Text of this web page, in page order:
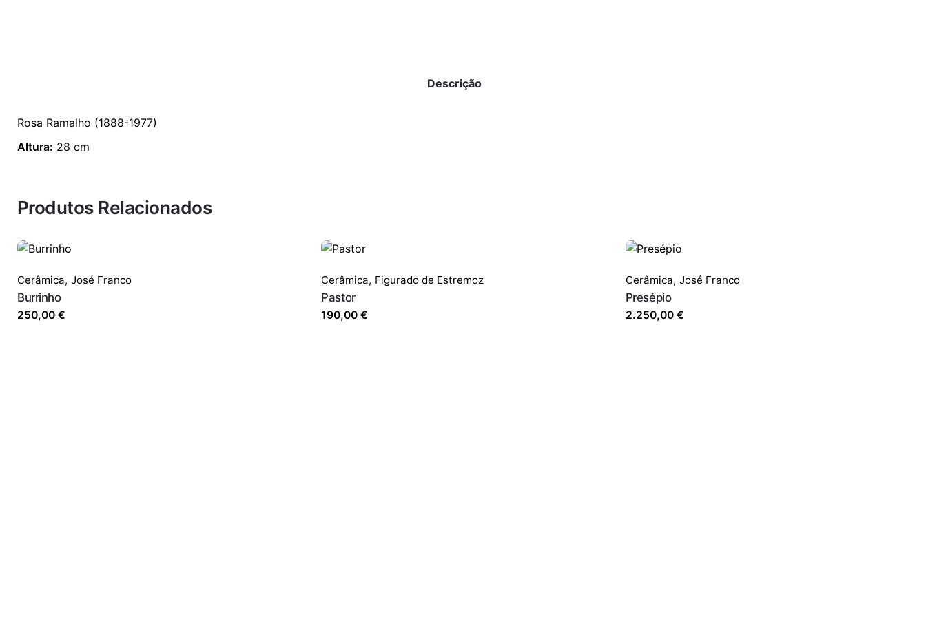
Descrição
Rosa Ramalho (1888-1977)
Altura: 28 cm
Produtos Relacionados
Cerâmica, José Franco
Burrinho
250,00 €
Cerâmica, Figurado de Estremoz
Pastor
190,00€
Cerâmica, José Franco
Presépio
2.250,00 €